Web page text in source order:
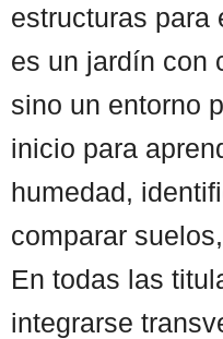
estructuras para
es un jardín con
sino un entorno
inicio para
humedad,
comparar
En todas las
integrarse